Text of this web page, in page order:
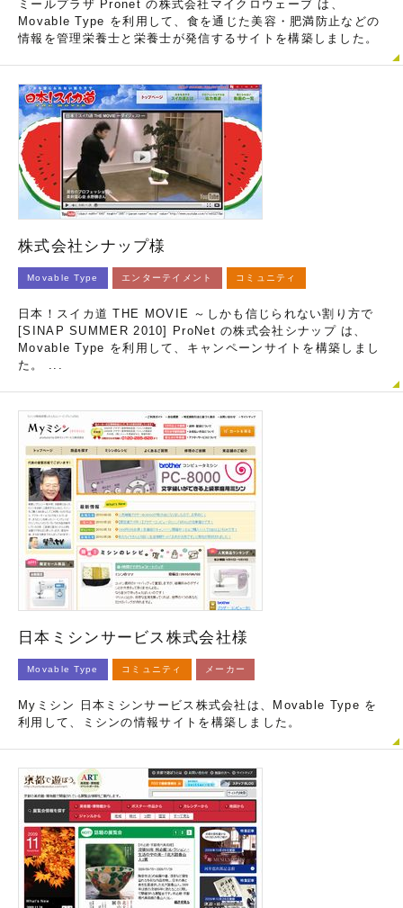
ミールプラザ Pronet の株式会社マイクロウェーブ は、
Movable Type を利用して、食を通じた美容・肥満防止などの
情報を管理栄養士と栄養士が発信するサイトを構築しました。
株式会社シナップ様
Movable Type エンターテイメント コミュニティ
日本！スイカ道 THE MOVIE ～しかも信じられない割り方で
[SINAP SUMMER 2010] ProNet の株式会社シナップ は、
Movable Type を利用して、キャンペーンサイトを構築しまし
た。 ...
日本ミシンサービス株式会社様
Movable Type コミュニティ メーカー
Myミシン 日本ミシンサービス株式会社は、Movable Type を
利用して、ミシンの情報サイトを構築しました。